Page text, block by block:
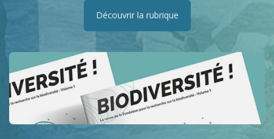
Découvrir la rubrique